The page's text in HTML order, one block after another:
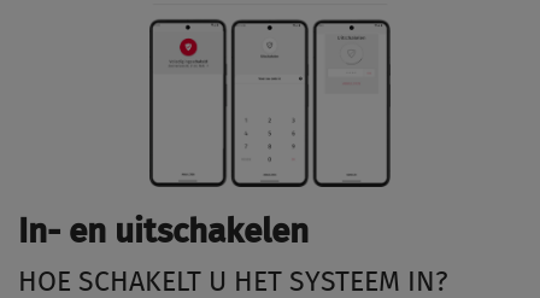
In- en uitschakelen
HOE SCHAKELT U HET SYSTEEM IN?